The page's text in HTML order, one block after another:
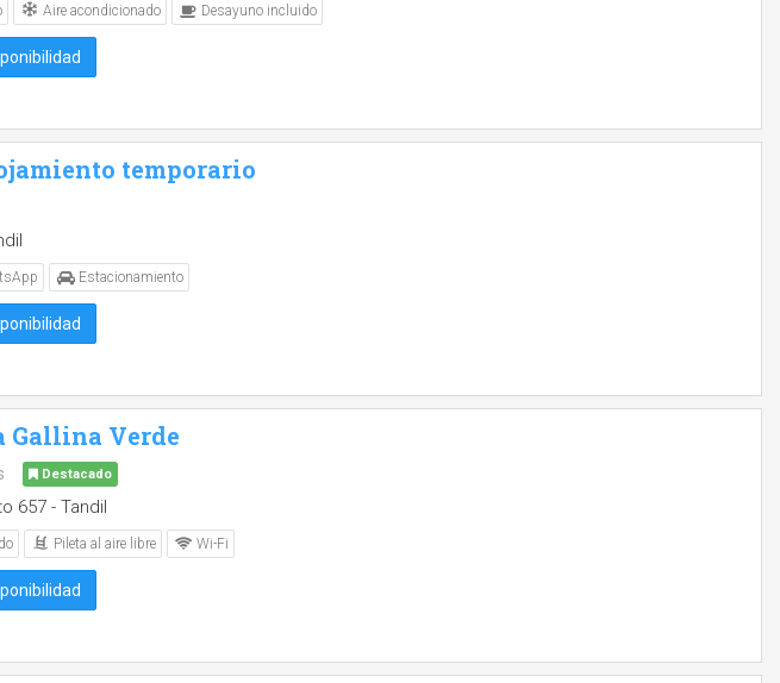
Aire acondicionado Desayuno incluido
temporario
Estacionamiento
Gallina Verde
Destacado
657 - Tandil
Pileta al aire libre Wi-Fi